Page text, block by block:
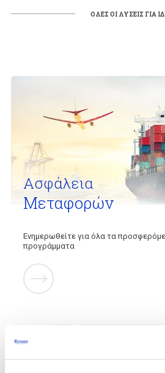
ΟΛΕΣ ΟΙ ΛΥΣΕΙΣ ΓΙΑ
Ασφάλεια
Μεταφορών
Ενημερωθείτε για όλα τα
προγράμματα